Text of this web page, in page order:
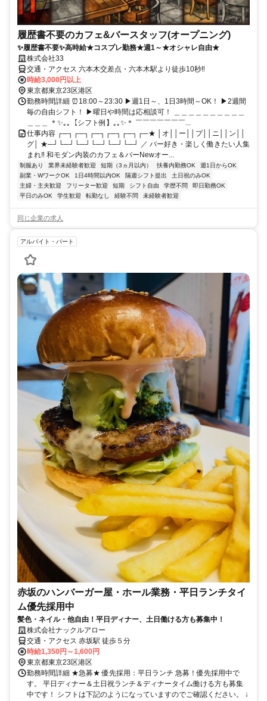
履歴書不要のカフェ&バースタッフ(オープニング)
✨履歴書不要✨高時給★コスプレ勤務★週1～★オシャレ自由★
株式会社33
交通・アクセス 六本木交差点・六本木駅より徒歩10秒‼
時給3,000円以上
東京都東京23区港区
勤務時間詳細 ⏰18:00～23:30 ▶週1日～、1日3時間～OK！ ▶2週間
毎の自由シフト！ ▶曜日や時間は応相談可！ ＿＿＿＿＿＿＿＿＿＿
＿＿＿ ＊✨｡｡【シフト例】｡｡✨＊ ￣￣￣￣￣￣￣...
仕事内容 ┌─┐┌─┐┌─┐┌─┐┌─┐┌─★ │オ││ー││プ││ニ││ン││
グ│ ★─┘└─┘└─┘└─┘└─┘└─┘ ／ バー好き・楽しく働きたい人集
まれ‼ 和モダン内装のカフェ＆バーNewオー...
制服あり 業界未経験者歓迎 短期（3ヵ月以内） 扶養内勤務OK
週1日からOK
副業・WワークOK
1日4時間以内OK 隔週シフト提出
土日祝のみOK
主婦・主夫歓迎
フリーター歓迎 短期 シフト自由 学歴不問
即日勤務OK
平日のみOK
学生歓迎 転勤なし 経験不問 未経験者歓迎
同じ企業の求人
アルバイト・パート
赤坂のハンバーガー屋・ホール業務・平日ランチタイ
ム優先採用中
髪色・ネイル・他自由！平日ディナー、土日働ける方も募集中！
株式会社ナックルアロー
交通・アクセス 赤坂駅 徒歩５分
時給1,350円～1,600円
東京都東京23区港区
勤務時間詳細 ★急募★ 優先採用：平日ランチ 急募！優先採用中で
す。 平日ディナー＆土日祝ランチ＆ディナータイム働ける方も募集
中です！ シフトは下記のようになっていますのでご確認ください。 ↓